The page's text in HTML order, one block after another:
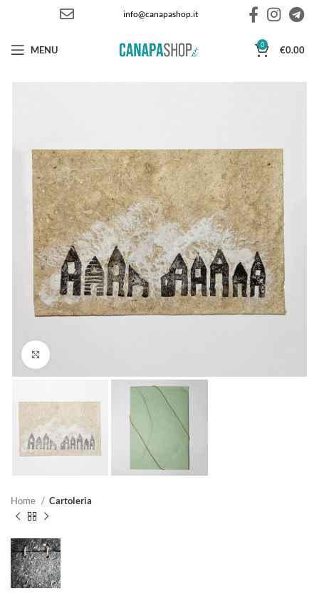
info@canapashop.it
MENU 0 €0.00
Home Cartoleria